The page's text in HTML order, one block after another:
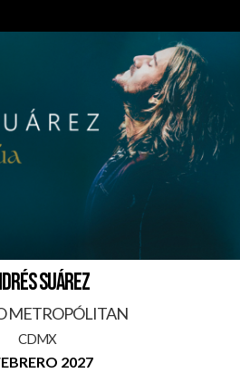
SUÁREZ
METROPÓLITAN
CDMX
2027